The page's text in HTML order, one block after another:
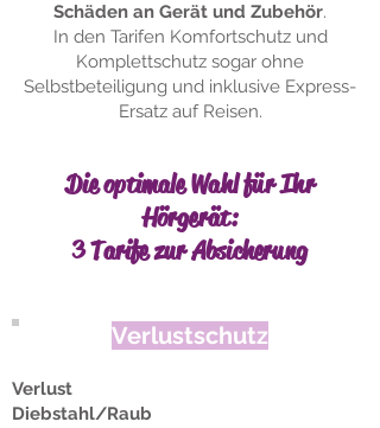
Schäden an Gerät und Zubehör.
In den Tarifen Komfortschutz und
Komplettschutz sogar ohne
Selbstbeteiligung und inklusive Express-
Ersatz auf Reisen.
Die optimale Wahl für Ihr
Hörgerät:
3 Tarife zur Absicherung
Verlustschutz
Verlust
Diebstahl/Raub